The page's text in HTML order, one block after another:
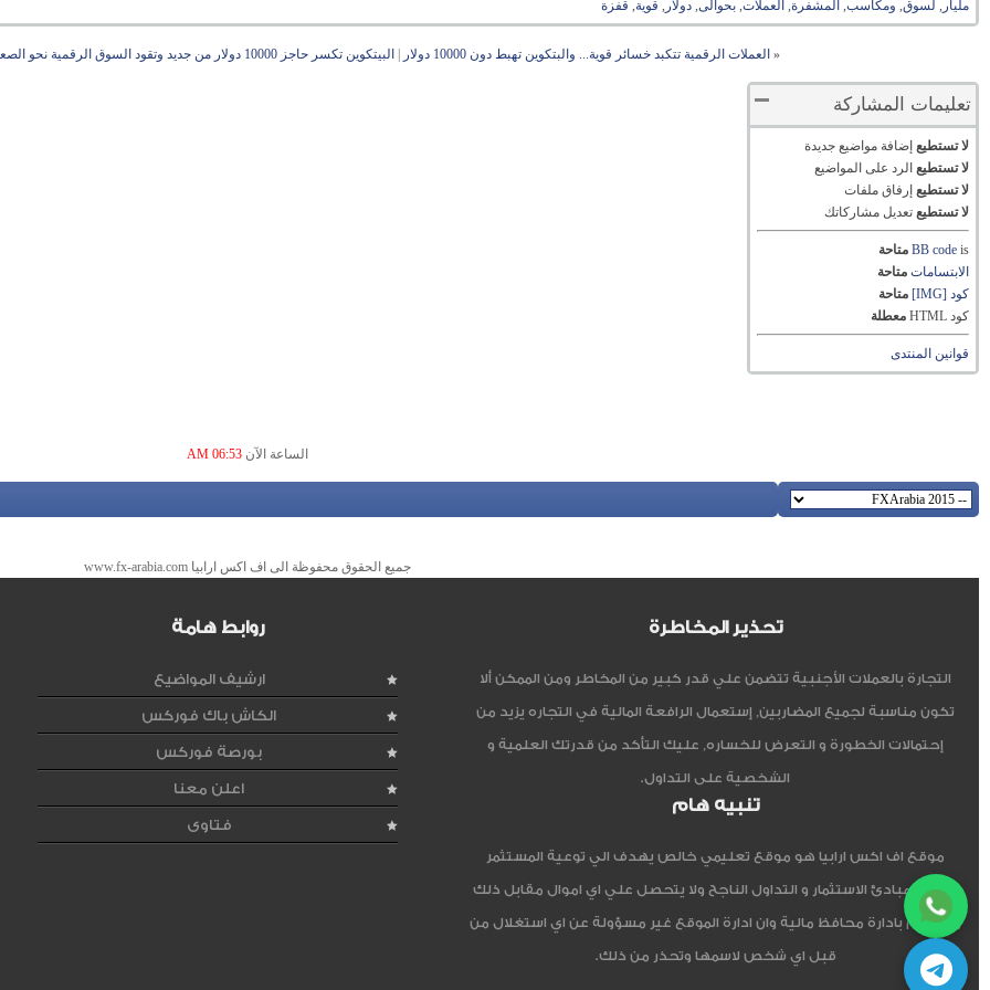
مليار , لسوق, ومكاسب, المشفرة, العملات,بحوالى,دولار , قوية, قفزة
« العملات الرقمية تتكبد خسائر قوية... والبتكوين تهبط دون 10000 دولار البيتكوين تكسر حاجز 10000 دولار من جديد وتقود السوق الرقمية نحو الصعود
تعليمات المشاركة
لا تستطيع إضافة مواضيع جديدة
لا تستطيع الرد على المواضيع
لا تستطيع إرفاق ملفات
لا تستطيع تعديل مشاركاتك
BB codeis
متاحة
الابتسامات متاحة
كود [IMG]
متاحة
كود HTML
معطلة
قوانين المنتدى
الساعة الآن 06:53 AM
جميع الحقوق محفوظة الى اف اكس ارابيا www.fx-arabia.com
تحذير المخاطرة
التجارة بالعملات الأجنبية تتضمن علي قدر كبير من المخاطر ومن الممكن ألا
تكون مناسبة لجميع المضاربين, إستعمال الرافعة المالية في التجاره يزيد من
إحتمالات الخطورة و التعرض للخساره, عليك التأكد من قدرتك العلمية و
الشخصية على التداول.
تنبيه هام
موقع اف اكس ارابيا هو موقع تعليمي خالص يهدف الي توعية المستثمر
العربي مبادئ الاستثمار و التداول الناجح ولا يتحصل علي اي اموال مقابل ذلك
ولا يقوم بادارة محافظ مالية وان ادارة الموقع غير مسؤولة عن اي استغلال من
قبل اي شخص لاسمها وتحذر من ذلك.
روابط هامة
ارشيف المواضيع
الكاش باك فوركس
بورصة فوركس
اعلن معنا
فتاوى